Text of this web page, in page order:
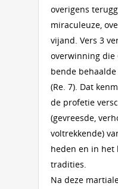
overigens
miraculeuze,
vijand. Vers 3
overwinning die
bende
(Re. 7). Dat
de profetie
(gevreesde,
voltrekkende)
heden en in het
tradities.
Na deze